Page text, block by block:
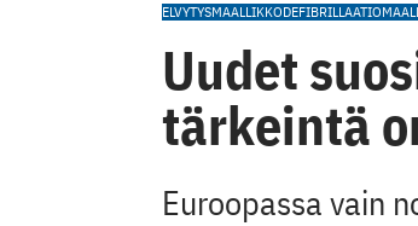
ELVYTYSMAALLIKKODEFIBRILLAATIO
Uudet
tärkeintä
Euroopassa vain